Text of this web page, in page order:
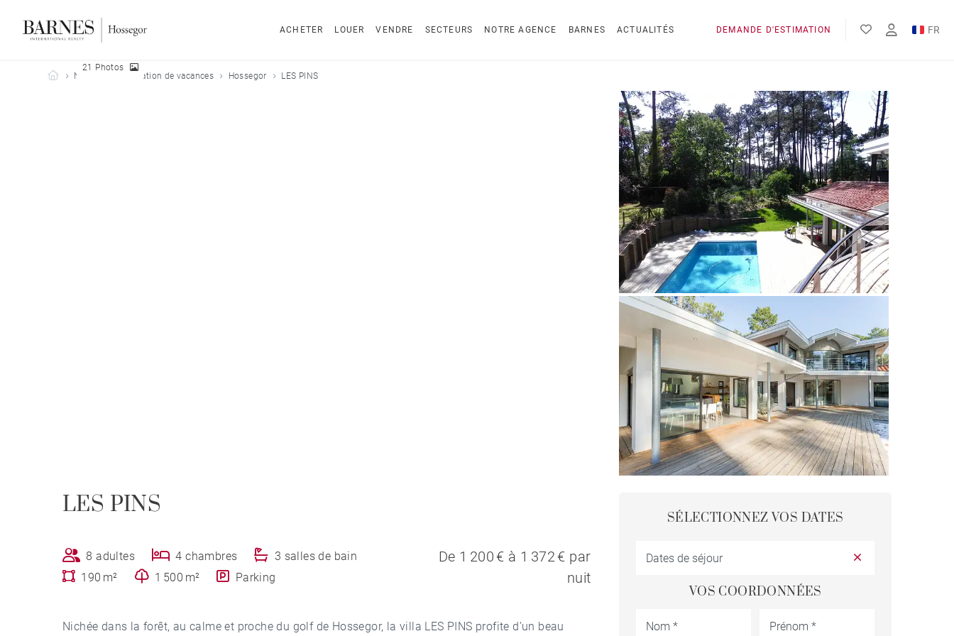
ACHETER LOUER VENDRE SECTEURS NOTRE AGENCE BARNES ACTUALITÉS DEMANDE D'ESTIMATION FR
EN
Barnes Hossegor
Nos biens en location de vacances Hossegor LES PINS
21 Photos
LES PINS
8 adultes 4 chambres
3 salles de bain
190 m²
1 500 m² Parking
De 1 200 € à 1 372 € par
nuit
Nichée dans la forêt, au calme et proche du golf de Hossegor, la villa LES PINS profite d’un beau
SÉLECTIONNEZ VOS DATES
VOS COORDONNÉES